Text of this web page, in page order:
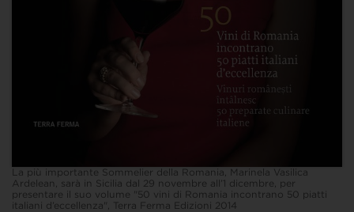
La più importante Sommelier della Romania, Marinela Vasilica
Ardelean, sarà in Sicilia dal 29 novembre all’1 dicembre, per
presentare il suo volume "50 vini di Romania incontrano 50 piatti
italiani d’eccellenza", Terra Ferma Edizioni 2014